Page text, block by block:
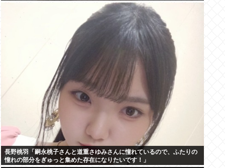
長野桃羽「嗣永桃子さんと道重さゆみさんに憧れているので、ふたりの
憧れの部分をぎゅっと集めた存在になりたいです！」